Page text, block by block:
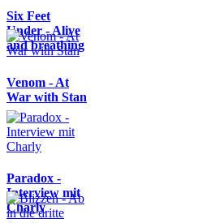
Six Feet
Under - Alive
and breathing
Venom - At
War with Stan
Paradox -
Interview mit
Charly